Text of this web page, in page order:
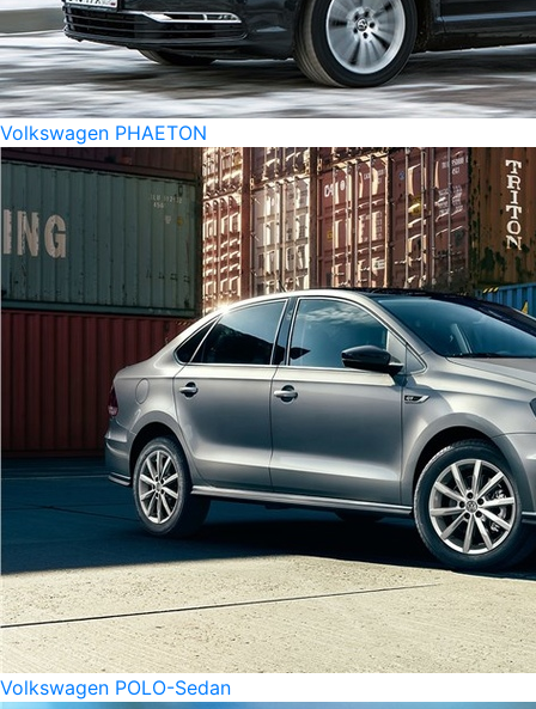
Volkswagen PHAETON
Volkswagen POLO-Sedan